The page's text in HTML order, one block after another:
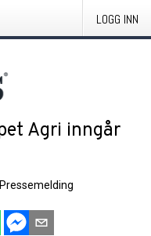
LOGG INN
Agri inngår
Pressemelding